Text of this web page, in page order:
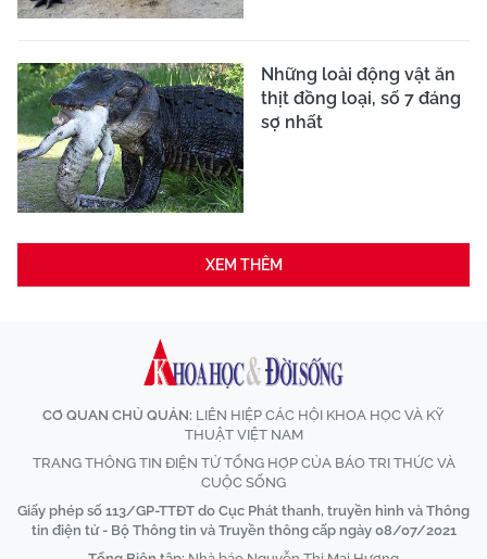
Những loài động vật ăn
thịt đồng loại, số 7 đáng
sợ nhất
XEM THÊM
CƠ QUAN CHỦ QUẢN: LIÊN HIỆP CÁC HỘI KHOA HỌC VÀ KỸ
THUẬT VIỆT NAM
TRANG THÔNG TIN ĐIỆN TỬ TỔNG HỢP CỦA BÁO TRI THỨC VÀ
CUỘC SỐNG
Giấy phép số 113/GP-TTĐT do Cục Phát thanh, truyền hình và Thông
tin điện tử - Bộ Thông tin và Truyền thông cấp ngày 08/07/2021